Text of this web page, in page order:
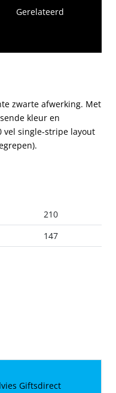
Gerelateerd
zwarte afwerking. Met
kleur en
vel single-stripe layout
210
147